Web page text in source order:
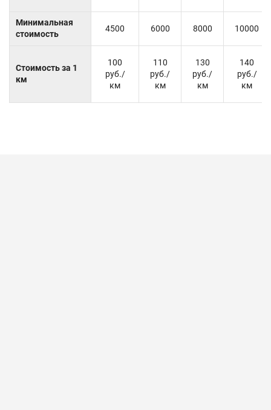
Минимальная
стоимость
4500 6000 8000 10000
Стоимость за 1
км
100
руб./
км
110
руб./
км
130
руб./
км
140
руб./
км